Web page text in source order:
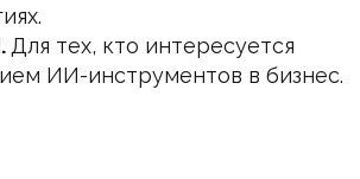
Для тех, кто интересуется
ИИ-инструментов в бизнес.